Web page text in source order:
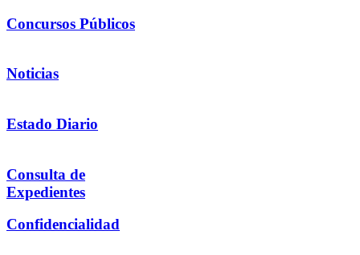
Concursos Públicos
Noticias
Estado Diario
Consulta de
Expedientes
Confidencialidad